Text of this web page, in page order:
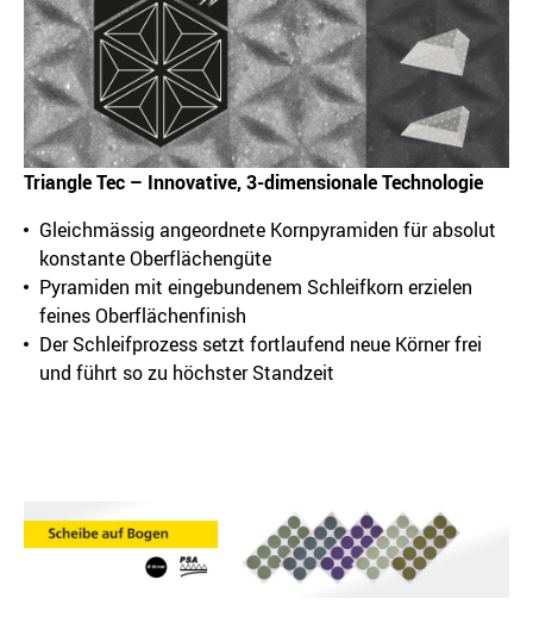
Triangle Tec – Innovative, 3-dimensionale Technologie
Gleichmässig angeordnete Kornpyramiden für absolut
konstante Oberflächengüte
Pyramiden mit eingebundenem Schleifkorn erzielen
feines Oberflächenfinish
Der Schleifprozess setzt fortlaufend neue Körner frei
und führt so zu höchster Standzeit